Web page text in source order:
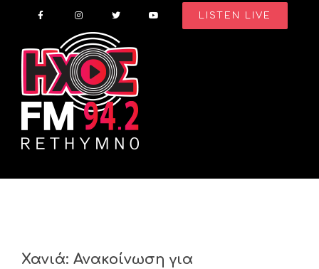
content
LISTEN LIVE
Χανιά: Ανακοίνωση για